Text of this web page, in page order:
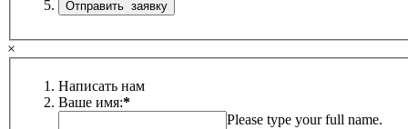
×
Написать нам
Ваше имя:*
Please type your full name.